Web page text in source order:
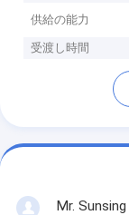
供給の能力
受渡し時間
Mr. Sunsing